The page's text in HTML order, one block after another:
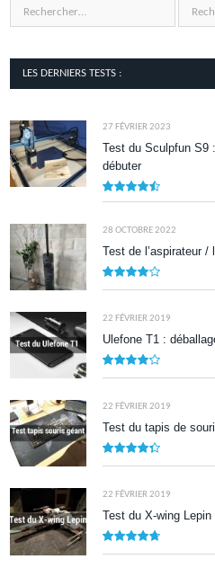
LES DERNIERS TESTS :
27 FÉVRIER 2023
Test du Sculpfun S9
débuter
28 OCTOBRE 2022
Test de l’aspirateur /
22 FÉVRIER 2019
Ulefone T1 :
22 FÉVRIER 2019
Test du tapis de
22 FÉVRIER 2019
Test du X-wing Lepin